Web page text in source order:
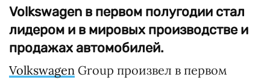
Volkswagen в первом полугодии стал
лидером и в мировых производстве и
продажах автомобилей.
Volkswagen Group произвел в первом